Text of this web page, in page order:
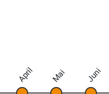
April Mai Juni